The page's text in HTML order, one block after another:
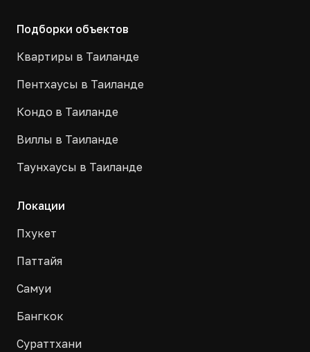
Подборки объектов
Квартиры в Таиланде
Пентхаусы в Таиланде
Кондо в Таиланде
Виллы в Таиланде
Таунхаусы в Таиланде
Локации
Пхукет
Паттайя
Самуи
Бангкок
Сураттхани